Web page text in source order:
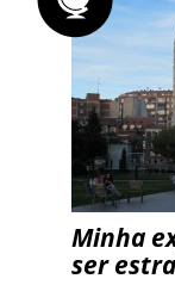
Minha
ser